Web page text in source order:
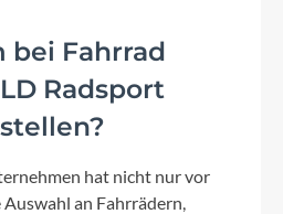
bei Fahrrad
Radsport
hat nicht nur vor
an Fahrrädern,